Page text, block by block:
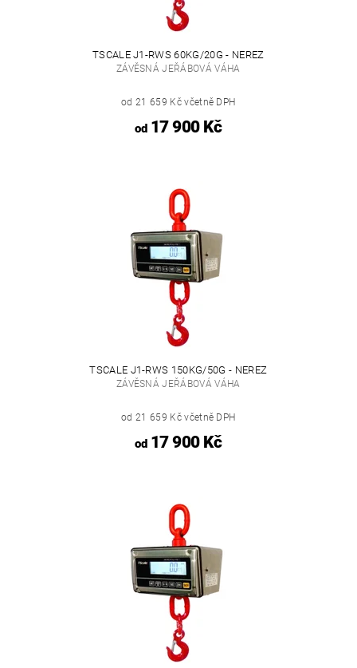
TSCALE J1-RWS 60KG/20G - NEREZ
ZÁVĚSNÁ JEŘÁBOVÁ VÁHA
od 21 659 Kč včetně DPH
od17 900 Kč
TSCALE J1-RWS 150KG/50G - NEREZ
ZÁVĚSNÁ JEŘÁBOVÁ VÁHA
od 21 659 Kč včetně DPH
od17 900 Kč